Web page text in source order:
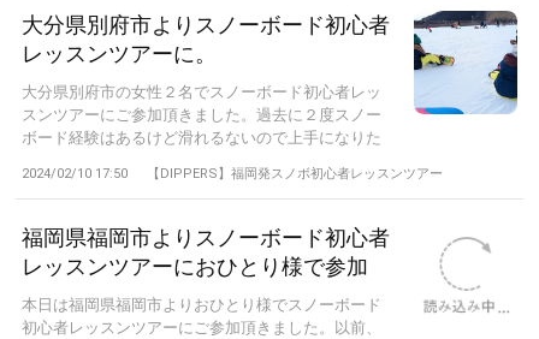
大分県別府市よりスノーボード初心者
レッスンツアーに。
大分県別府市の女性２名でスノーボード初心者レッ
スンツアーにご参加頂きました。過去に２度スノー
ボード経験はあるけど滑れるないので上手になりた
2024/02/10 17:50 【DIPPERS】福岡発スノボ初心者レッスンツアー
福岡県福岡市よりスノーボード初心者
レッスンツアーにおひとり様で参加
本日は福岡県福岡市よりおひとり様でスノーボード
初心者レッスンツアーにご参加頂きました。以前、